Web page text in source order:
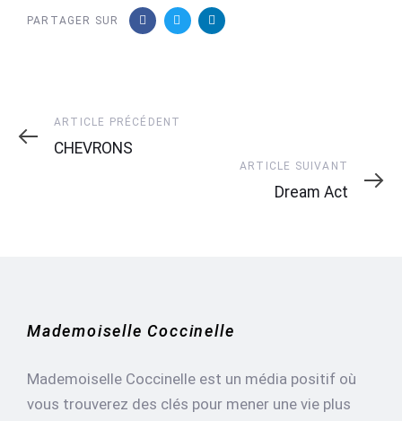
PARTAGER SUR
Article
précédent
ARTICLE PRÉCÉDENT
CHEVRONS
Article
suivant
ARTICLE SUIVANT
Dream Act
Mademoiselle Coccinelle
Mademoiselle Coccinelle est un média positif où
vous trouverez des clés pour mener une vie plus